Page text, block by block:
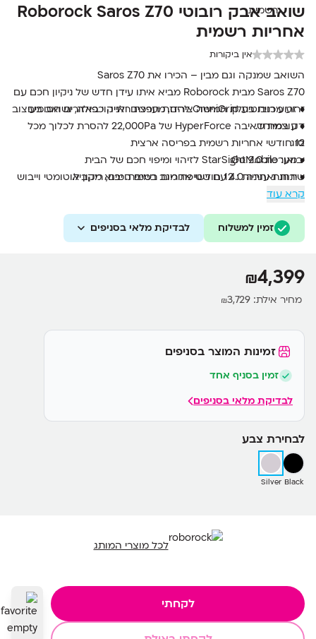
שואב אבק רובוטי Roborock Saros Z70
אחריות רשמית
אין ביקורות
השואב שמנקה וגם מבין – הכירו את Saros Z70
Saros Z70 מבית Roborock מביא איתו עידן חדש של ניקיון חכם עם
זרוע מכנית בעלת חמישה צירים, מערכת ראייה כפולה, ושואב בעיצוב
דק במיוחד.
• זרוע רובוטית OmniGrip להזזת חפצים ולניקוי באזורים חסומים
• עוצמת שאיבה HyperForce של 22,000Pa להסרת לכלוך מכל
סוג
• מערכת StarSight 2.0 לזיהוי ומיפוי חכם של הבית
• תחנת עגינה 4.0 עם שטיפת מגב במים חמים, ריקון אוטומטי וייבוש
• שלדה דינמית AdaptiLift לניווט באזורים מורכבים ומעברי גובה
• עוזר קולי מובנה, שליטה באפליקציה ותמיכה בפרוטוקול Matter
12 חודשי אחריות רשמית בפריסה ארצית
יבואן: GoMobile
שירות ואחריות : 12 חודשי אחריות רשמית. יבוא מקביל.
קרא עוד
זמין למשלוח לבדיקת מלאי בסניפים
₪4,399
מחיר אילת: ₪3,729
זמינות המוצר בסניפים
זמין בסניף אחד
לבדיקת מלאי בסניפים
לבחירת צבע
Black
Silver
לכל מוצרי המותג
לקחתי